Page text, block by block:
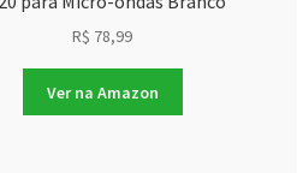
R$ 78,99
Ver na Amazon